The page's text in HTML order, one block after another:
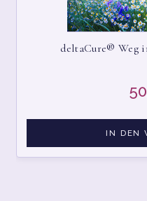
deltaCure® Weg
IN DEN